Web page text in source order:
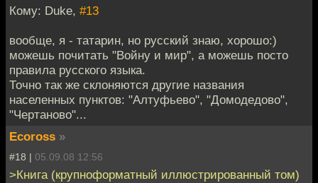
Кому: Duke, #13
вообще, я - татарин, но русский знаю, хорошо:)
можешь почитать "Войну и мир", а можешь посто
правила русского языка.
Точно так же склоняются другие названия
населенных пунктов: "Алтуфьево", "Домодедово",
"Чертаново"...
Ecoross »
#18 | 05.09.08 12:56
>Книга (крупноформатный иллюстрированный том)